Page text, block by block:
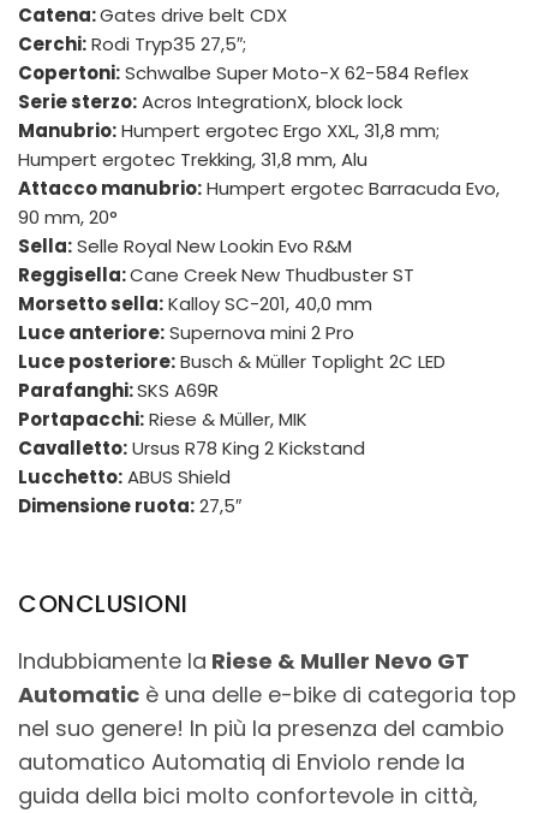
Catena:Gates drive belt CDX
Cerchi:Rodi Tryp35 27,5″;
Copertoni:Schwalbe Super Moto-X 62-584 Reflex
Serie sterzo:Acros IntegrationX, block lock
Manubrio:Humpert ergotec Ergo XXL, 31,8 mm;
Humpert ergotec Trekking, 31,8 mm, Alu
Attacco manubrio:Humpert ergotec Barracuda Evo,
90 mm, 20°
Sella:Selle Royal New Lookin Evo R&M
Reggisella:Cane Creek New Thudbuster ST
Morsetto sella:Kalloy SC-201, 40,0 mm
Luce anteriore:Supernova mini 2 Pro
Luce posteriore:Busch & Müller Toplight 2C LED
Parafanghi:SKS A69R
Portapacchi:Riese & Müller, MIK
Cavalletto:Ursus R78 King 2 Kickstand
Lucchetto:ABUS Shield
Dimensione ruota:27,5″
CONCLUSIONI
Indubbiamente la Riese & Muller Nevo GT
Automatic è una delle e-bike di categoria top
nel suo genere! In più la presenza del cambio
automatico Automatiq di Enviolo rende la
guida della bici molto confortevole in città,